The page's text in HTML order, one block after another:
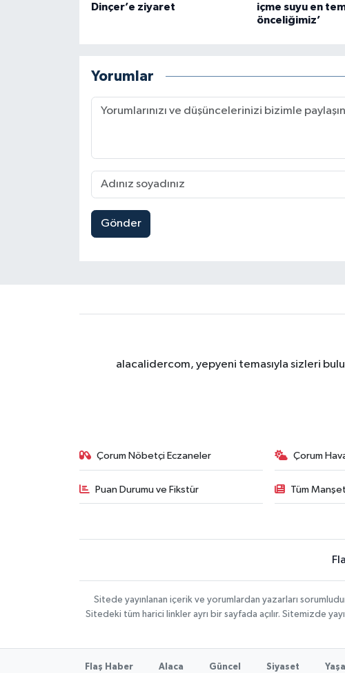
Dinçer’e ziyaret
içme suyu en
önceliğimiz’
Yorumlar
Gönder
alacalidercom, yepyeni temasıyla sizleri
Çorum Nöbetçi Eczaneler Çorum
Puan Durumu ve Fikstür Tüm
Sitede yayınlanan içerik ve yorumlardan yazarları
Sitedeki tüm harici linkler ayrı bir sayfada açılır. Sitemizde
Flaş Haber Alaca Güncel Siyaset